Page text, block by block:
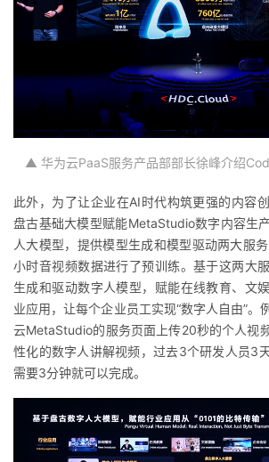
▲ 华为云PaaS服务产品部部长徐峰介绍
此外，为了让企业在AI时代构筑更强的内容
盘古基础大模型赋能MetaStudio数字内容生
人大模型，提供模型生成和模型驱动两大服
小时音视频数据进行了预训练。基于这两大
生成和驱动数字人模型，赋能在线教育、文
业应用，让每个企业员工实现“数字人自由”。
云MetaStudio的服务页面上传20秒的个人视
性化的数字人讲解视频，过去3个研发人员3
需要3分钟就可以完成。